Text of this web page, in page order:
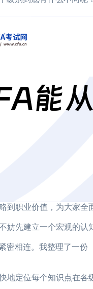
职业价值，为大家全
先建立一个宏观的认
相连。我整理了一份
定位每个知识点在各